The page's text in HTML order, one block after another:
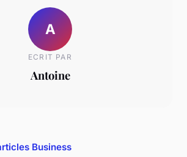
A
ECRIT PAR
Antoine
Business